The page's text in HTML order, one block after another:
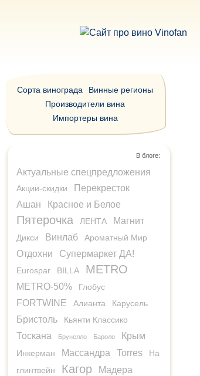
Сорта винограда
Винные регионы
Производители вина
Импортеры вина
В блоге:
Актуальные спецпредложения
Акции-скидки
Перекресток
Ашан
Красное и Белое
Пятерочка ЛЕНТА Магнит
Дикси Винлаб Ароматный Мир
Отдохни Супермаркет ДА!
Eurospar BILLA METRO
METRO-50% Глобус
FORTWINE Алианта Карусель
Бристоль Кьянти Классико
Тоскана Брунелло Бароло Крым
Инкерман Массандра Torres
На
глинтвейн
Кагор Мадера